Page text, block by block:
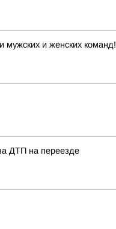
мужских и женских команд!
ДТП на переезде